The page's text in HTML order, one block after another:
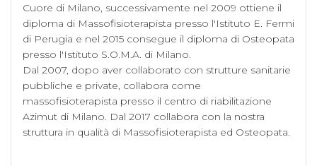
Cuore di Milano, successivamente nel 2009 ottiene il
diploma di Massofisioterapista presso l'Istituto E. Fermi
di Perugia e nel 2015 consegue il diploma di Osteopata
presso l'Istituto S.O.M.A. di Milano.
Dal 2007, dopo aver collaborato con strutture sanitarie
pubbliche e private, collabora come
massofisioterapista presso il centro di riabilitazione
Azimut di Milano. Dal 2017 collabora con la nostra
struttura in qualità di Massofisioterapista ed Osteopata.